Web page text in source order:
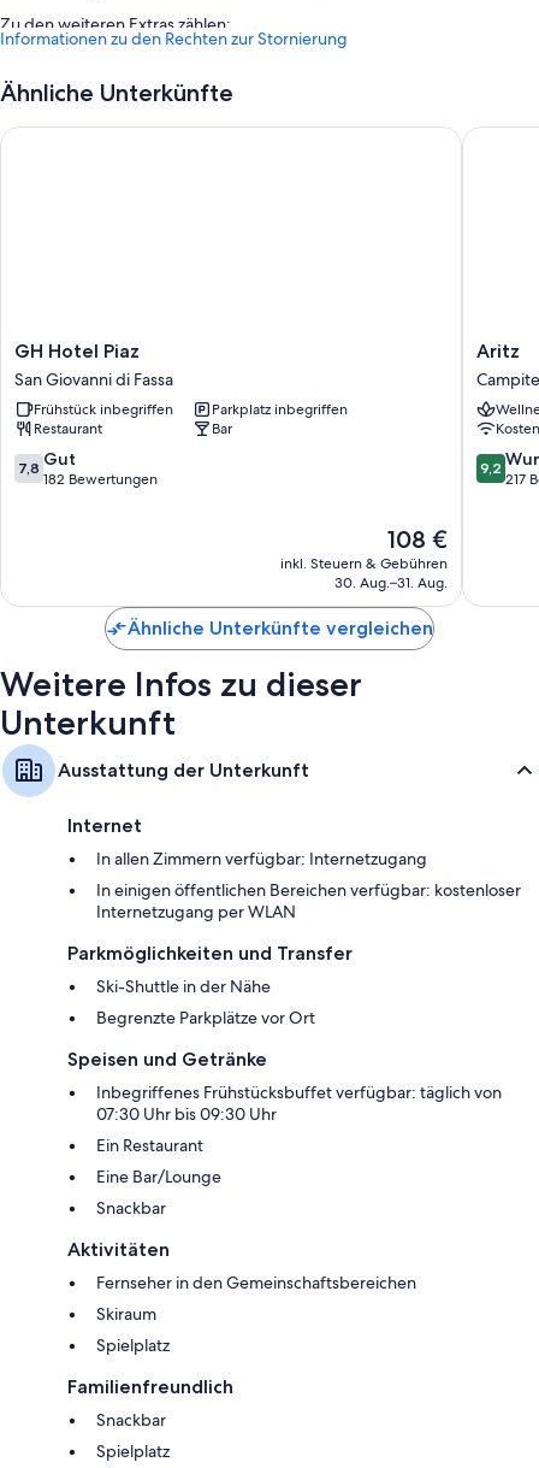
Zu den weiteren Extras zählen:
in der Lobby
Informationen zu den Rechten zur Stornierung
Ähnliche Unterkünfte
GH
Hotel
Piaz
San
Giovanni
di
Fassa
GH Hotel Piaz
San Giovanni di Fassa
Frühstück inbegriffen
Parkplatz inbegriffen
Restaurant
Bar
7.8
von
7,8 Gut
182 Bewertungen
Der
Preis
beträgt
108 €
inkl. Steuern & Gebühren
30. Aug.–31. Aug.
GH Hotel Piaz
Aritz
di
Fassa
Aritz
9.2
von
9,2
217
Aritz
Ähnliche Unterkünfte vergleichen
Weitere Infos zu dieser
Unterkunft
Ausstattung der Unterkunft
Internet
In allen Zimmern verfügbar: Internetzugang
In einigen öffentlichen Bereichen verfügbar: kostenloser
Internetzugang per WLAN
Parkmöglichkeiten und Transfer
Ski-Shuttle in der Nähe
Begrenzte Parkplätze vor Ort
Speisen und Getränke
Inbegriffenes Frühstücksbuffet verfügbar: täglich von
07:30 Uhr bis 09:30 Uhr
Ein Restaurant
Eine Bar/Lounge
Snackbar
Aktivitäten
Fernseher in den Gemeinschaftsbereichen
Skiraum
Spielplatz
Familienfreundlich
Snackbar
Spielplatz